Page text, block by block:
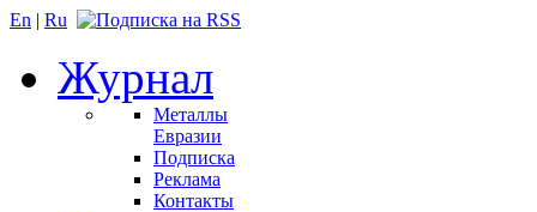
En | Ru
Журнал
Металлы
Евразии
Подписка
Реклама
Контакты